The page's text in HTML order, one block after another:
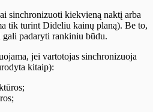
sinchronizuoti kiekvieną naktį arba
tik turint Dideliu kainų planą). Be to,
gali padaryti rankiniu būdu.
jei vartotojas sinchronizuoja
kitaip):